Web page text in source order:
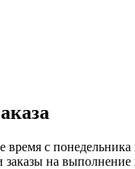
с
на